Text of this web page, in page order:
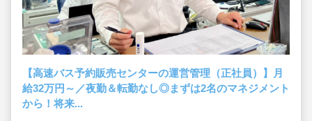
【高速バス予約販売センターの運営管理（正社員）】月
給32万円～／夜勤＆転勤なし◎まずは2名のマネジメント
から！将来...